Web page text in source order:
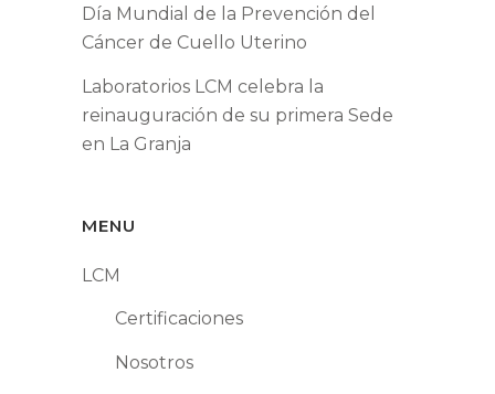
Día Mundial de la Prevención del
Cáncer de Cuello Uterino
Laboratorios LCM celebra la
reinauguración de su primera Sede
en La Granja
MENU
LCM
Certificaciones
Nosotros